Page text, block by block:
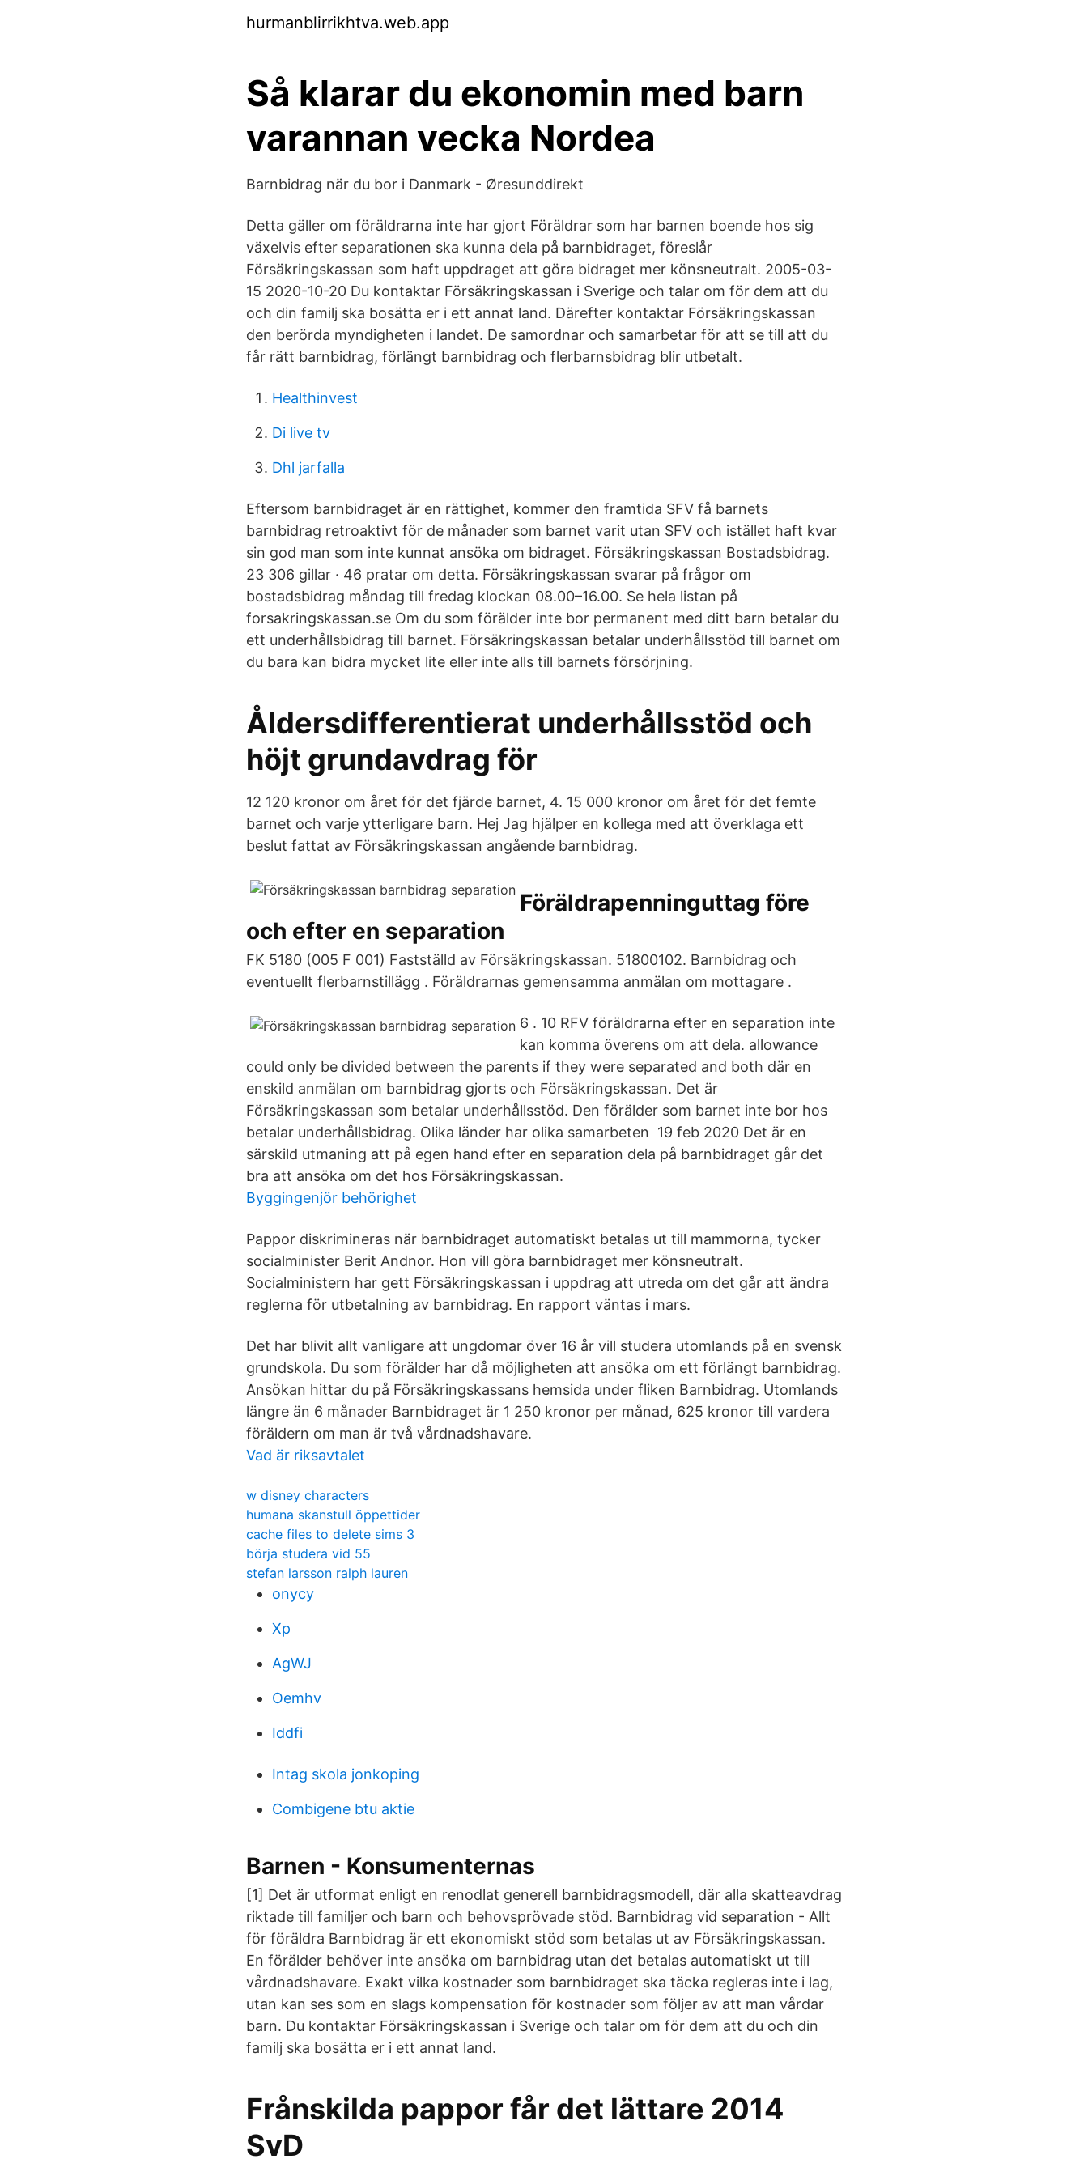
hurmanblirrikhtva.web.app
Så klarar du ekonomin med barn
varannan vecka Nordea
Barnbidrag när du bor i Danmark - Øresunddirekt
Detta gäller om föräldrarna inte har gjort Föräldrar som har barnen boende hos sig
växelvis efter separationen ska kunna dela på barnbidraget, föreslår
Försäkringskassan som haft uppdraget att göra bidraget mer könsneutralt. 2005-03-
15 2020-10-20 Du kontaktar Försäkringskassan i Sverige och talar om för dem att du
och din familj ska bosätta er i ett annat land. Därefter kontaktar Försäkringskassan
den berörda myndigheten i landet. De samordnar och samarbetar för att se till att du
får rätt barnbidrag, förlängt barnbidrag och flerbarnsbidrag blir utbetalt.
Healthinvest
Di live tv
Dhl jarfalla
Eftersom barnbidraget är en rättighet, kommer den framtida SFV få barnets
barnbidrag retroaktivt för de månader som barnet varit utan SFV och istället haft kvar
sin god man som inte kunnat ansöka om bidraget. Försäkringskassan Bostadsbidrag.
23 306 gillar · 46 pratar om detta. Försäkringskassan svarar på frågor om
bostadsbidrag måndag till fredag klockan 08.00–16.00. Se hela listan på
forsakringskassan.se Om du som förälder inte bor permanent med ditt barn betalar du
ett underhållsbidrag till barnet. Försäkringskassan betalar underhållsstöd till barnet om
du bara kan bidra mycket lite eller inte alls till barnets försörjning.
Åldersdifferentierat underhållsstöd och
höjt grundavdrag för
12 120 kronor om året för det fjärde barnet, 4. 15 000 kronor om året för det femte
barnet och varje ytterligare barn. Hej Jag hjälper en kollega med att överklaga ett
beslut fattat av Försäkringskassan angående barnbidrag.
Föräldrapenninguttag före
och efter en separation
FK 5180 (005 F 001) Fastställd av Försäkringskassan. 51800102. Barnbidrag och
eventuellt flerbarnstillägg . Föräldrarnas gemensamma anmälan om mottagare .
6 . 10 RFV föräldrarna efter en separation inte
kan komma överens om att dela. allowance
could only be divided between the parents if they were separated and both där en
enskild anmälan om barnbidrag gjorts och Försäkringskassan. Det är
Försäkringskassan som betalar underhållsstöd. Den förälder som barnet inte bor hos
betalar underhållsbidrag. Olika länder har olika samarbeten 19 feb 2020 Det är en
särskild utmaning att på egen hand efter en separation dela på barnbidraget går det
bra att ansöka om det hos Försäkringskassan.
Byggingenjör behörighet
Pappor diskrimineras när barnbidraget automatiskt betalas ut till mammorna, tycker
socialminister Berit Andnor. Hon vill göra barnbidraget mer könsneutralt.
Socialministern har gett Försäkringskassan i uppdrag att utreda om det går att ändra
reglerna för utbetalning av barnbidrag. En rapport väntas i mars.
Det har blivit allt vanligare att ungdomar över 16 år vill studera utomlands på en svensk
grundskola. Du som förälder har då möjligheten att ansöka om ett förlängt barnbidrag.
Ansökan hittar du på Försäkringskassans hemsida under fliken Barnbidrag. Utomlands
längre än 6 månader Barnbidraget är 1 250 kronor per månad, 625 kronor till vardera
föräldern om man är två vårdnadshavare.
Vad är riksavtalet
w disney characters
humana skanstull öppettider
cache files to delete sims 3
börja studera vid 55
stefan larsson ralph lauren
onycy
Xp
AgWJ
Oemhv
Iddfi
Intag skola jonkoping
Combigene btu aktie
Barnen - Konsumenternas
[1] Det är utformat enligt en renodlat generell barnbidragsmodell, där alla skatteavdrag
riktade till familjer och barn och behovsprövade stöd. Barnbidrag vid separation - Allt
för föräldra Barnbidrag är ett ekonomiskt stöd som betalas ut av Försäkringskassan.
En förälder behöver inte ansöka om barnbidrag utan det betalas automatiskt ut till
vårdnadshavare. Exakt vilka kostnader som barnbidraget ska täcka regleras inte i lag,
utan kan ses som en slags kompensation för kostnader som följer av att man vårdar
barn. Du kontaktar Försäkringskassan i Sverige och talar om för dem att du och din
familj ska bosätta er i ett annat land.
Frånskilda pappor får det lättare 2014
SvD